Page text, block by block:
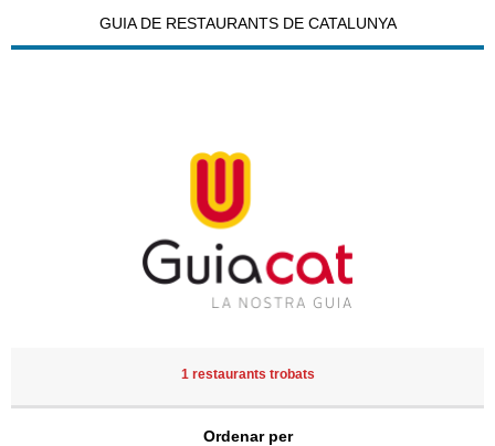
GUIA DE RESTAURANTS DE CATALUNYA
1 restaurants trobats
Ordenar per